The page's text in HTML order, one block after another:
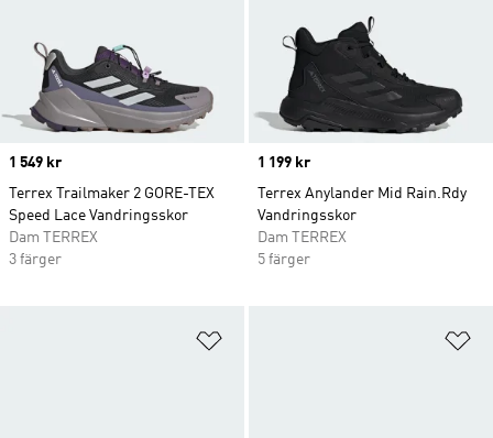
Price
1 549 kr
Terrex Trailmaker 2 GORE-TEX
Speed Lace Vandringsskor
Dam TERREX
3 färger
Price
1 199 kr
Terrex Anylander Mid Rain.Rdy
Vandringsskor
Dam TERREX
5 färger